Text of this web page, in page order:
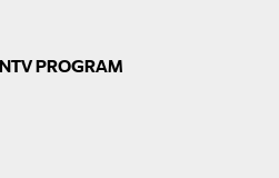
TV PROGRAM